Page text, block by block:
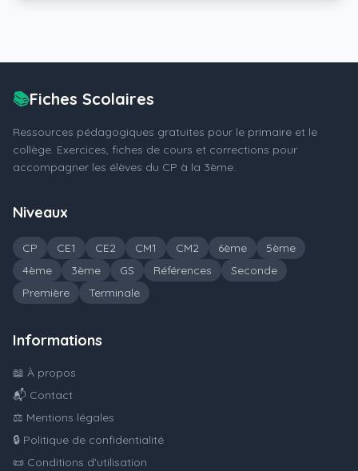
📚Fiches Scolaires
Ressources pédagogiques gratuites pour le primaire et le
collège. Exercices, fiches de cours et corrections pour
accompagner les élèves du CP à la 3ème.
Niveaux
CP CE1 CE2 CM1 CM2 6ème
5ème
4ème
3ème GS Références
Seconde
Première
Terminale
Informations
📖 À propos
📬 Contact
⚖️ Mentions légales
🔒 Politique de confidentialité
📜 Conditions d'utilisation